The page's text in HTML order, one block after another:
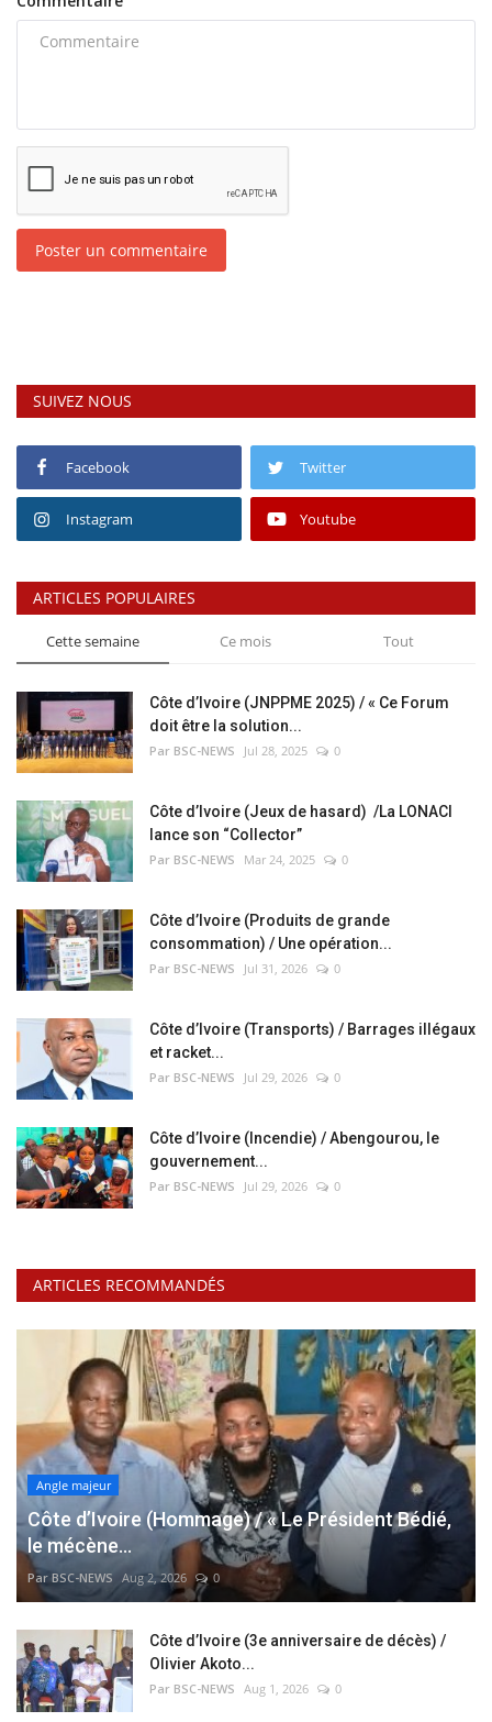
Poster un commentaire
SUIVEZ NOUS
Facebook Twitter
Instagram Youtube
ARTICLES POPULAIRES
Cette semaine Ce mois Tout
Côte d’Ivoire (JNPPME 2025) / « Ce Forum
doit être la solution...
Par BSC-NEWS Jul 28, 2025 0
Côte d’Ivoire (Jeux de hasard) /La LONACI
lance son “Collector”
Par BSC-NEWS Mar 24, 2025 0
Côte d’Ivoire (Produits de grande
consommation) / Une opération...
Par BSC-NEWS Jul 31, 2026 0
Côte d’Ivoire (Transports) / Barrages illégaux
et racket...
Par BSC-NEWS Jul 29, 2026 0
Côte d’Ivoire (Incendie) / Abengourou, le
gouvernement...
Par BSC-NEWS Jul 29, 2026 0
ARTICLES RECOMMANDÉS
Angle majeur
Côte d’Ivoire (Hommage) / « Le Président Bédié,
le mécène...
Par BSC-NEWS Aug 2, 2026 0
Côte d’Ivoire (3e anniversaire de décès) /
Olivier Akoto...
Par BSC-NEWS Aug 1, 2026 0